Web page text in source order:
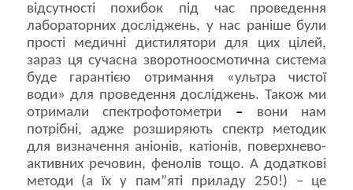
відсутності похибок під час проведення
лабораторних досліджень, у нас раніше були
прості медичні дистилятори для цих цілей,
зараз ця сучасна зворотноосмотична система
буде гарантією отримання «ультра чистої
води» для проведення досліджень. Також ми
отримали спектрофотометри – вони нам
потрібні, адже розширяють спектр методик
для визначення аніонів, катіонів, поверхнево-
активних речовин, фенолів тощо. А додаткові
методи (а їх у пам”яті приладу 250!) – це